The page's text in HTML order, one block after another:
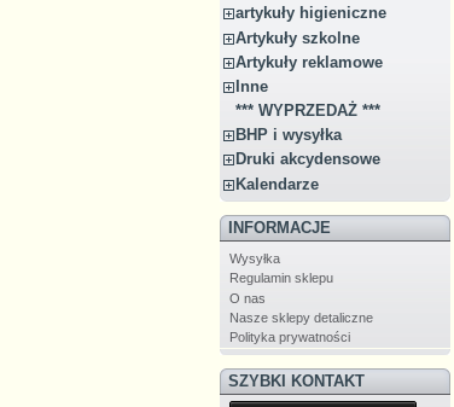
artykuły higieniczne
Artykuły szkolne
Artykuły reklamowe
Inne
*** WYPRZEDAŻ ***
BHP i wysyłka
Druki akcydensowe
Kalendarze
INFORMACJE
Wysyłka
Regulamin sklepu
O nas
Nasze sklepy detaliczne
Polityka prywatności
SZYBKI KONTAKT